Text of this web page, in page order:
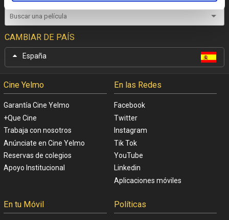
CAMBIAR DE PAÍS
España
Cine Yelmo
Garantía Cine Yelmo
+Que Cine
Trabaja con nosotros
Anúnciate en Cine Yelmo
Reservas de colegios
Apoyo Institucional
En las Redes
Facebook
Twitter
Instagram
Tik Tok
YouTube
Linkedin
Aplicaciones móviles
En tu Móvil Políticas